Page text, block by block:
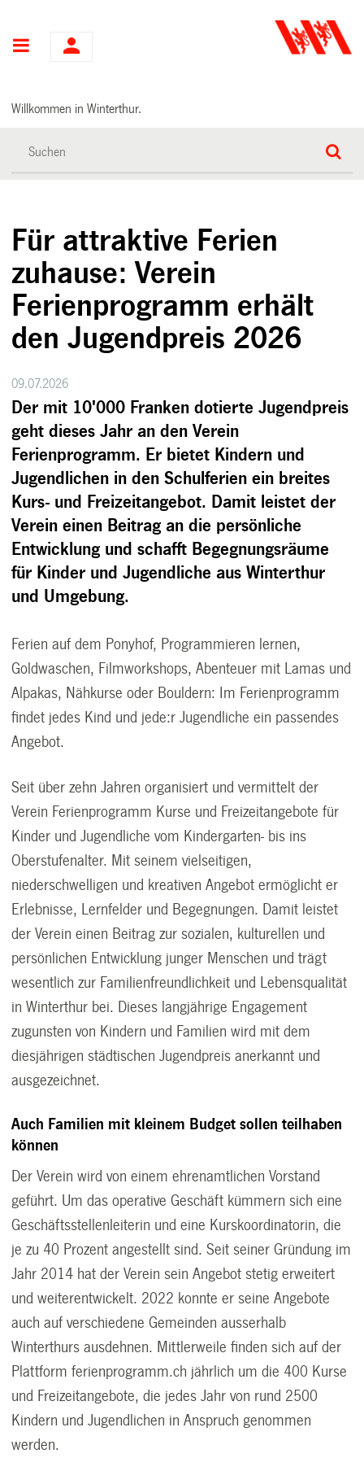
Hauptnavigation
Willkommen in Winterthur.
Für attraktive Ferien
zuhause: Verein
Ferienprogramm erhält
den Jugendpreis 2026
09.07.2026
Der mit 10'000 Franken dotierte Jugendpreis
geht dieses Jahr an den Verein
Ferienprogramm. Er bietet Kindern und
Jugendlichen in den Schulferien ein breites
Kurs- und Freizeitangebot. Damit leistet der
Verein einen Beitrag an die persönliche
Entwicklung und schafft Begegnungsräume
für Kinder und Jugendliche aus Winterthur
und Umgebung.
Ferien auf dem Ponyhof, Programmieren lernen,
Goldwaschen, Filmworkshops, Abenteuer mit Lamas und
Alpakas, Nähkurse oder Bouldern: Im Ferienprogramm
findet jedes Kind und jede:r Jugendliche ein passendes
Angebot.
Seit über zehn Jahren organisiert und vermittelt der
Verein Ferienprogramm Kurse und Freizeitangebote für
Kinder und Jugendliche vom Kindergarten- bis ins
Oberstufenalter. Mit seinem vielseitigen,
niederschwelligen und kreativen Angebot ermöglicht er
Erlebnisse, Lernfelder und Begegnungen. Damit leistet
der Verein einen Beitrag zur sozialen, kulturellen und
persönlichen Entwicklung junger Menschen und trägt
wesentlich zur Familienfreundlichkeit und Lebensqualität
in Winterthur bei. Dieses langjährige Engagement
zugunsten von Kindern und Familien wird mit dem
diesjährigen städtischen Jugendpreis anerkannt und
ausgezeichnet.
Auch Familien mit kleinem Budget sollen teilhaben
können
Der Verein wird von einem ehrenamtlichen Vorstand
geführt. Um das operative Geschäft kümmern sich eine
Geschäftsstellenleiterin und eine Kurskoordinatorin, die
je zu 40 Prozent angestellt sind. Seit seiner Gründung im
Jahr 2014 hat der Verein sein Angebot stetig erweitert
und weiterentwickelt. 2022 konnte er seine Angebote
auch auf verschiedene Gemeinden ausserhalb
Winterthurs ausdehnen. Mittlerweile finden sich auf der
Plattform ferienprogramm.ch jährlich um die 400 Kurse
und Freizeitangebote, die jedes Jahr von rund 2500
Kindern und Jugendlichen in Anspruch genommen
werden.